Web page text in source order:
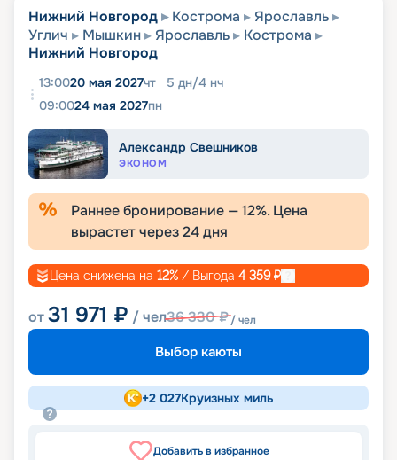
Нижний Новгород Кострома
Ярославль
Углич
Мышкин Ярославль
Кострома
Нижний Новгород
13:0020 мая 2027чт 5 дн/4 нч
09:0024 мая 2027пн
Александр Свешников
ЭКОНОМ
Раннее бронирование —12%. Цена
вырастет через24дня
Цена снижена на 12% / Выгода 4 359₽
от31 971 ₽ / чел36 330₽/ чел
Выбор каюты
+2 027Круизных миль
Добавить в избранное